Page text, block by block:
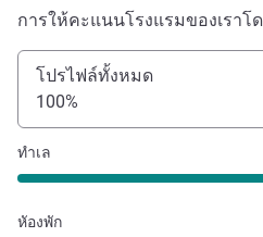
การให้คะแนนโรงแรมของเราโ
โปรไฟล์ทั้งหมด
100%
ทำเล
หัองพัก